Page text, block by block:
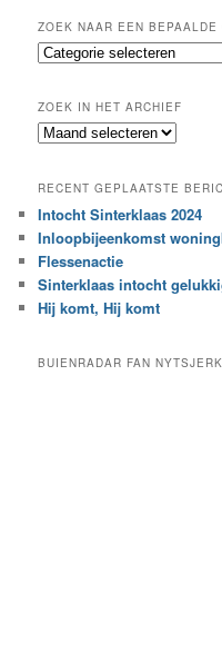
k
e
n
ZOEK NAAR EEN BEPAALDE
Z
k
n
e
e
n
b
e
a
ZOEK IN HET ARCHIEF
Z
k
i
n
h
e
t
c
RECENT GEPLAATSTE
Intocht Sinterklaas 2024
Inloopbijeenkomst
Flessenactie
Sinterklaas intocht
Hij komt, Hij komt
BUIENRADAR FAN NYTSJERK